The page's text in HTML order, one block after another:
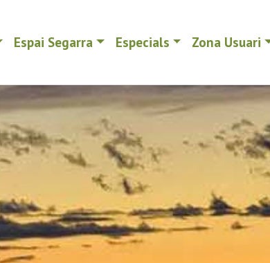
Espai Segarra Especials Zona Usuari